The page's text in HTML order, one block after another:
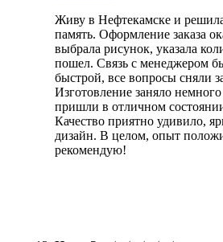
Живу в Нефтекамске и решила
память. Оформление заказа
выбрала рисунок, указала
пошел. Связь с менеджером
быстрой, все вопросы сняли
Изготовление заняло
пришли в отличном
Качество приятно удивило,
дизайн. В целом, опыт
рекомендую!